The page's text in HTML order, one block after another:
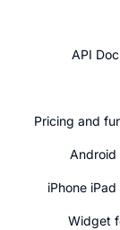
API
Pricing and
Android
iPhone
Widget